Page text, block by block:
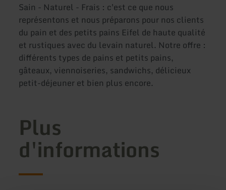
Sain - Naturel - Frais : c'est ce que nous
représentons et nous préparons pour nos clients
du pain et des petits pains Eifel de haute qualité
et rustiques avec du levain naturel. Notre offre :
différents types de pains et petits pains,
gâteaux, viennoiseries, sandwichs, délicieux
petit-déjeuner et bien plus encore.
Plus
d'informations